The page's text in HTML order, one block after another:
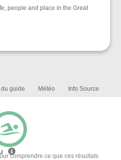
people and place in the Great
guide Météo Info Source
comprendre ce que ces résultats